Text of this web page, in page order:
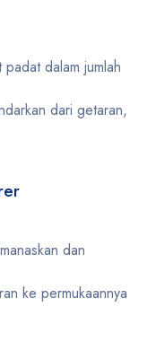
dalam jumlah
dari getaran,
dan
ke permukaannya